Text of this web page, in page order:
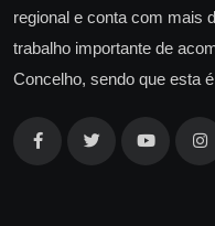
regional e conta com mais
trabalho importante de
Concelho, sendo que esta